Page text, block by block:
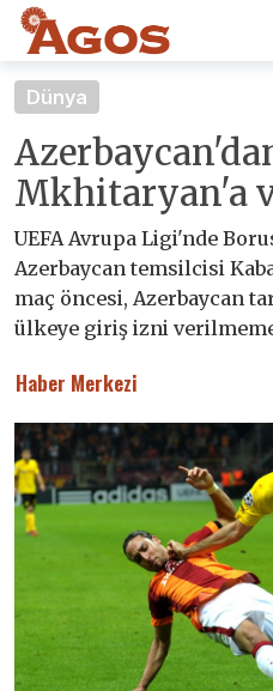
Dünya
Mkhitaryan'a
UEFA Avrupa Ligi'nde
Azerbaycan temsilcisi
maç öncesi, Azerbaycan
ülkeye giriş izni
Haber Merkezi